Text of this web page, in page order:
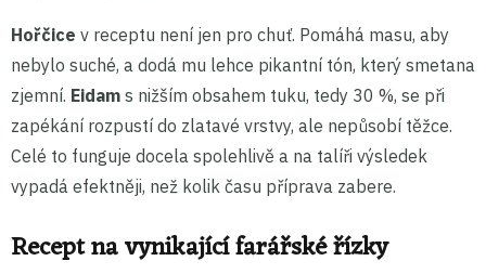
Hořčice v receptu není jen pro chuť. Pomáhá masu, aby
nebylo suché, a dodá mu lehce pikantní tón, který smetana
zjemní. Eidam s nižším obsahem tuku, tedy 30 %, se při
zapékání rozpustí do zlatavé vrstvy, ale nepůsobí těžce.
Celé to funguje docela spolehlivě a na talíři výsledek
vypadá efektněji, než kolik času příprava zabere.
Recept na vynikající farářské řízky